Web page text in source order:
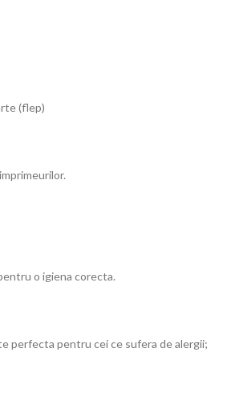
(flep)
o igiena corecta.
perfecta pentru cei ce sufera de alergii;